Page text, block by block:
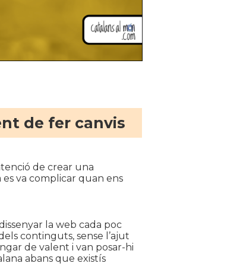
de fer canvis
de crear una
va complicar quan ens
la web cada poc
continguts, sense l’ajut
de valent i van posar-hi
abans que existís